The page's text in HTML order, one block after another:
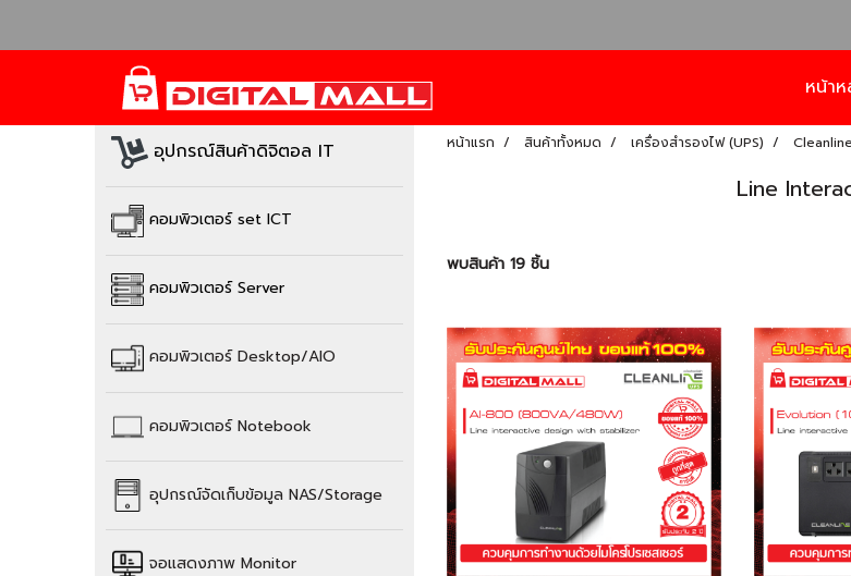
หน้า
หน้าแรก สินค้าทั้งหมด เครื่องสำรองไฟ (UPS)
Line
พบสินค้า 19 ชิ้น
อุปกรณ์สินค้าดิจิตอล IT
คอมพิวเตอร์ set ICT
คอมพิวเตอร์ Server
คอมพิวเตอร์Desktop/AIO
คอมพิวเตอร์Notebook
อุปกรณ์จัดเก็บข้อมูล NAS/Storage
จอแสดงภาพ Monitor